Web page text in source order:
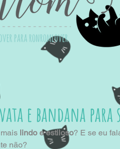
e bandana
lindo e estiloso? E se eu
não?